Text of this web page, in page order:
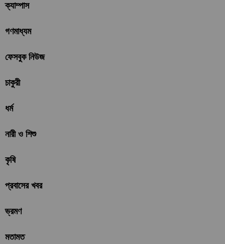
ক্যাম্পাস
গণমাধ্যম
ফেসবুক নিউজ
চাকুরী
ধর্ম
নারী ও শিশু
কৃষি
প্রবাসের খবর
ভ্রমণ
মতামত